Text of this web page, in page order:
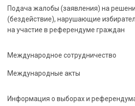
Подача жалобы (заявления) на
(бездействие), нарушающие
на участие в референдуме граждан
Международное сотрудничество
Международные акты
Информация о выборах и